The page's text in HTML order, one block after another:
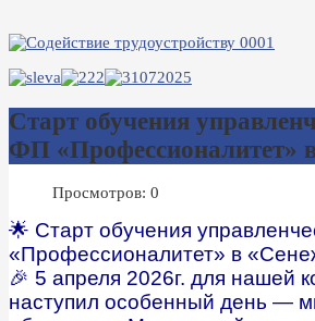
Старт обучения
ФП «Профессионалитет»
Просмотров: 0
🌟 Старт обучения
«Профессионалитет» в
🎉 5 апреля 2026г. для нашей
наступил особенный день —